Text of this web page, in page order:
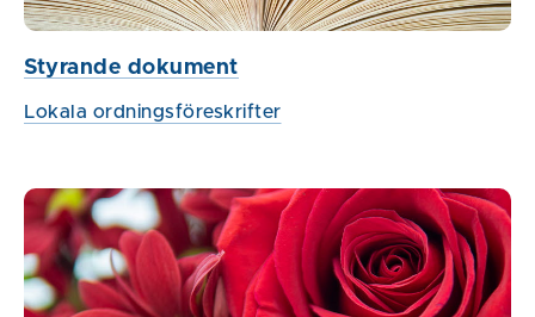
Styrande dokument
Lokala ordningsföreskrifter